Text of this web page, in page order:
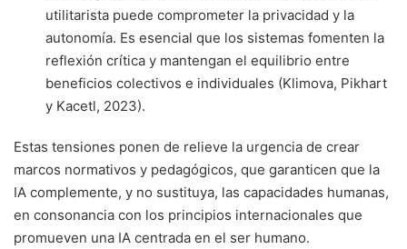
utilitarista puede comprometer la privacidad y la
autonomía. Es esencial que los sistemas fomenten la
reflexión crítica y mantengan el equilibrio entre
beneficios colectivos e individuales (Klimova, Pikhart
y Kacetl, 2023).
Estas tensiones ponen de relieve la urgencia de crear
marcos normativos y pedagógicos, que garanticen que la
IA complemente, y no sustituya, las capacidades humanas,
en consonancia con los principios internacionales que
promueven una IA centrada en el ser humano.